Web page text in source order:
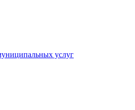
услуг